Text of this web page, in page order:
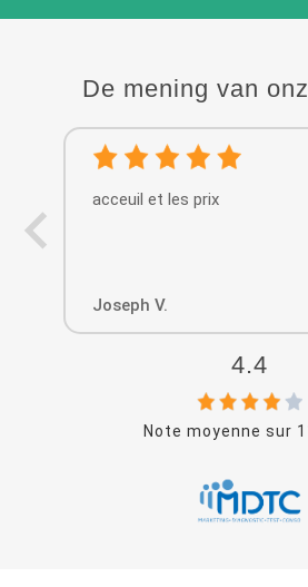
De mening van
acceuil et les prix
Joseph V.
4.4
Note moyenne sur